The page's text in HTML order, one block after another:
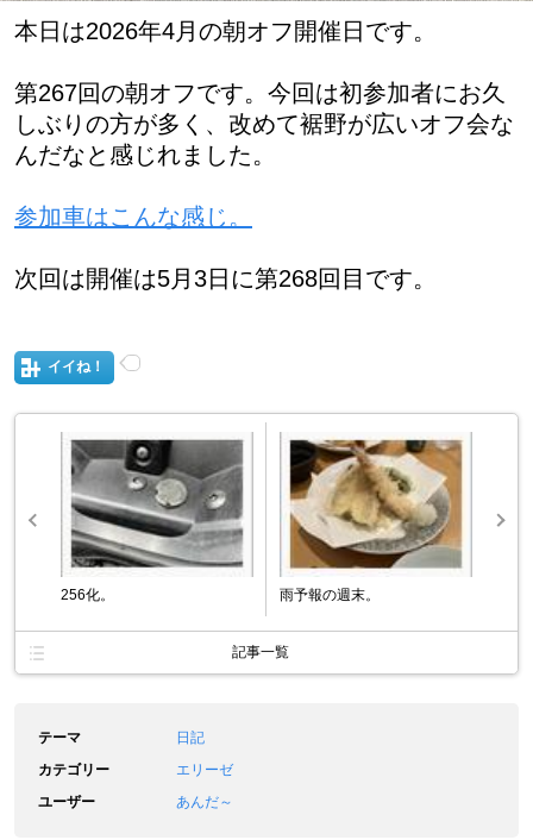
本日は2026年4月の朝オフ開催日です。
第267回の朝オフです。今回は初参加者にお久
しぶりの方が多く、改めて裾野が広いオフ会な
んだなと感じれました。
参加車はこんな感じ。
次回は開催は5月3日に第268回目です。
イイね！
256化。 雨予報の週末。
記事一覧
テーマ
日記
カテゴリー
エリーゼ
ユーザー
あんだ～